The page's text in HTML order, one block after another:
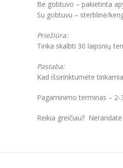
Be gobtuvo – pakietinta
Su gobtuvu – sterblinė/
Priežiūra:
Tinka skalbti 30 laipsnių
Pastaba:
Kad išsirinktumėte
Pagaminimo terminas – 2-
Reikia greičiau?